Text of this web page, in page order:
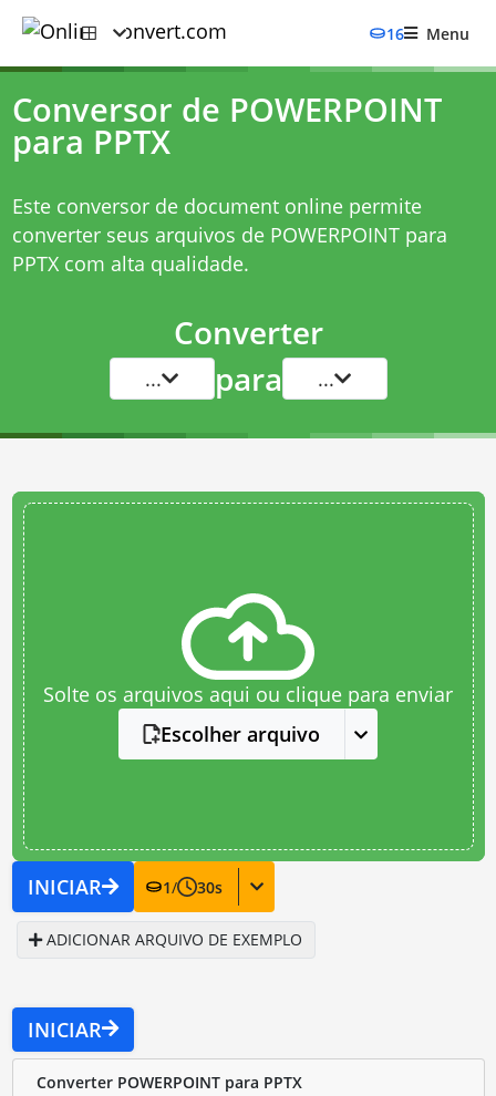
16 Menu
Conversor de POWERPOINT
para PPTX
Este conversor de document online permite
converter seus arquivos de POWERPOINT para
PPTX com alta qualidade.
Converter
... para ...
Solte os arquivos aqui ou clique para enviar
Escolher arquivo
INICIAR 1/ 30s
ADICIONAR ARQUIVO DE EXEMPLO
INICIAR
Converter POWERPOINT para PPTX